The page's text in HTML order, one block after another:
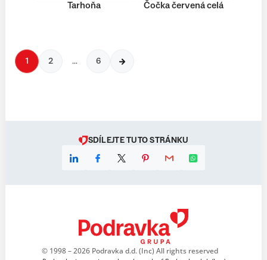
Tarhoňa Čočka červená celá
1 2 … 6
SDÍLEJTE TUTO STRÁNKU
© 1998 – 2026 Podravka d.d. (Inc) All rights reserved